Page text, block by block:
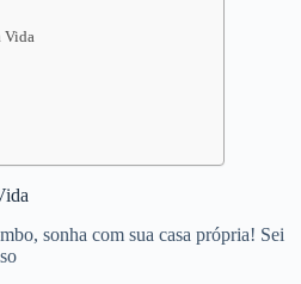
Vida
sonha com sua casa própria! Sei